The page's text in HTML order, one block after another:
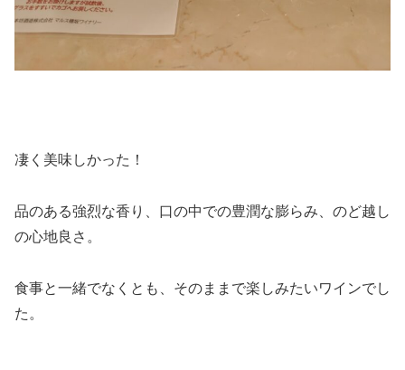
凄く美味しかった！
品のある強烈な香り、口の中での豊潤な膨らみ、のど越し
の心地良さ。
食事と一緒でなくとも、そのままで楽しみたいワインでし
た。